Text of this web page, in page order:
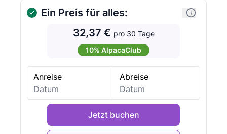
Ein Preis für alles:
32,37 € pro 30 Tage
10% AlpacaClub
Anreise Abreise
Jetzt buchen